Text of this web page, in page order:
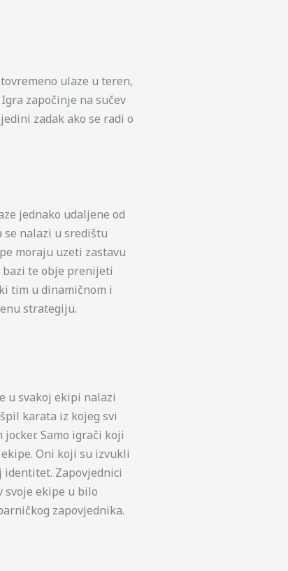
ulaze u teren,
započinje na sučev
zadak ako se radi o
jednako udaljene od
nalazi u središtu
moraju uzeti zastavu
te obje prenijeti
tim u dinamičnom i
strategiju.
u svakoj ekipi nalazi
karata iz kojeg svi
Samo igrači koji
Oni koji su izvukli
Zapovjednici
svoje ekipe u bilo
zapovjednika.